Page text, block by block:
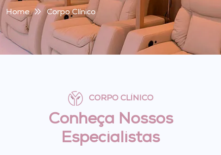
Home Corpo Clínico
CORPO CLÍNICO
Conheça Nossos
Especialistas